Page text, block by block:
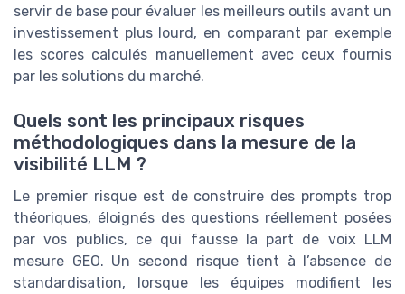
servir de base pour évaluer les meilleurs outils avant un
investissement plus lourd, en comparant par exemple
les scores calculés manuellement avec ceux fournis
par les solutions du marché.
Quels sont les principaux risques
méthodologiques dans la mesure de la
visibilité LLM ?
Le premier risque est de construire des prompts trop
théoriques, éloignés des questions réellement posées
par vos publics, ce qui fausse la part de voix LLM
mesure GEO. Un second risque tient à l’absence de
standardisation, lorsque les équipes modifient les